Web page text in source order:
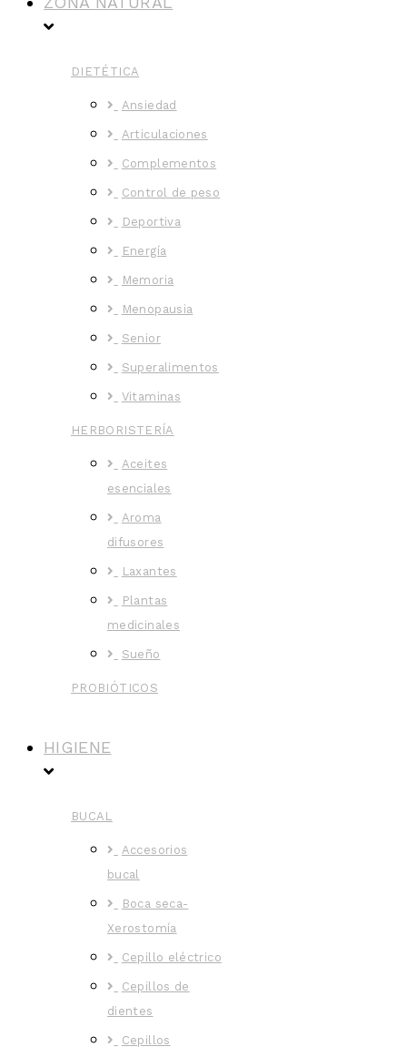
DIETÉTICA
Ansiedad
Articulaciones
Complementos
Control de peso
Deportiva
Energía
Memoria
Menopausia
Senior
Superalimentos
Vitaminas
HERBORISTERÍA
Aceites
esenciales
Aroma
difusores
Laxantes
Plantas
medicinales
Sueño
PROBIÓTICOS
HIGIENE
BUCAL
Accesorios
bucal
Boca seca-
Xerostomía
Cepillo eléctrico
Cepillos de
dientes
Cepillos